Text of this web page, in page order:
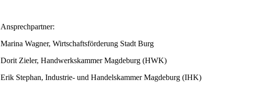
Ansprechpartner:
Marina Wagner, Wirtschaftsförderung Stadt Burg
Dorit Zieler, Handwerkskammer Magdeburg (HWK)
Erik Stephan, Industrie- und Handelskammer Magdeburg (IHK)